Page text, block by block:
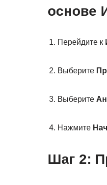
основе
Перейдите к
Выберите
Выберите
Нажмите
Шаг 2: